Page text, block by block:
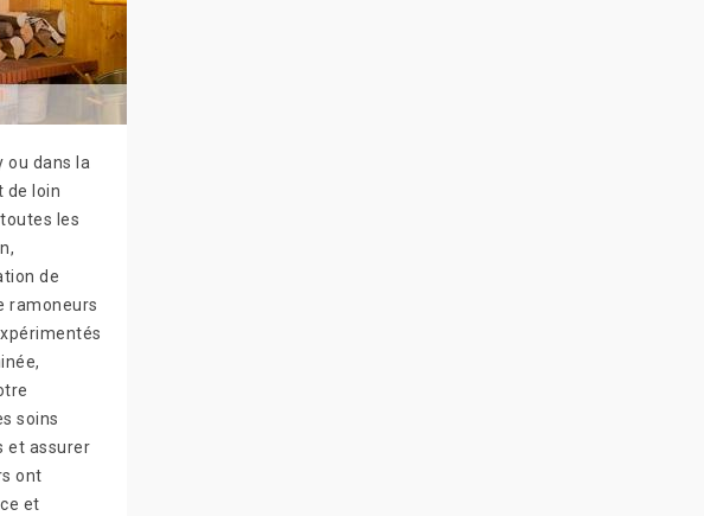
ou dans la
de loin
les
de
ramoneurs
soins
et assurer
ont
et